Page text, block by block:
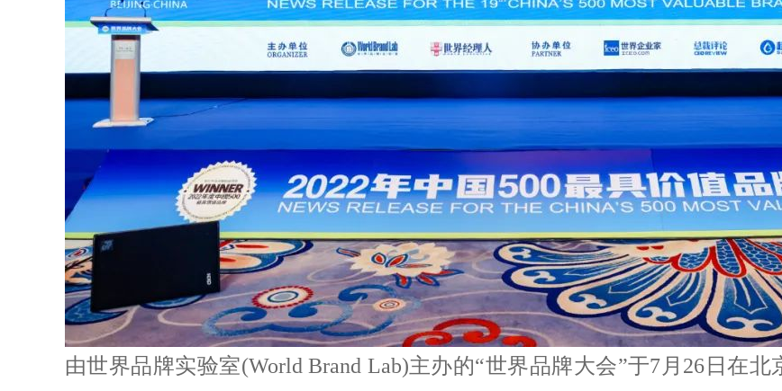
由世界品牌实验室(World Brand Lab)主办的“世界品牌大会”于7月26日在北京召开